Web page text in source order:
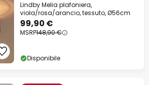
Lindby Melia plafoniera,
viola/rosa/arancio, tessuto, Ø56cm
99,90 €
MSRP148,90 €
Disponibile